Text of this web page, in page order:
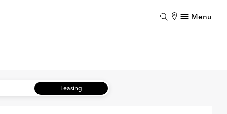
Menu
Leasing
Luk